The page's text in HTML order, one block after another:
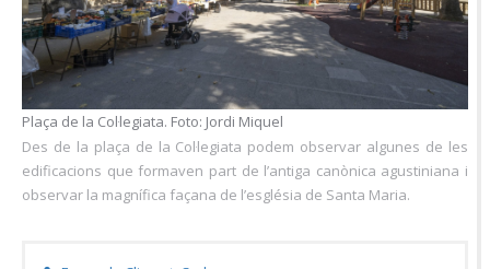
Plaça de la Col·legiata. Foto: Jordi Miquel
Des de la plaça de la Col·legiata podem observar algunes de les
edificacions que formaven part de l’antiga canònica agustiniana i
observar la magnífica façana de l’església de Santa Maria.